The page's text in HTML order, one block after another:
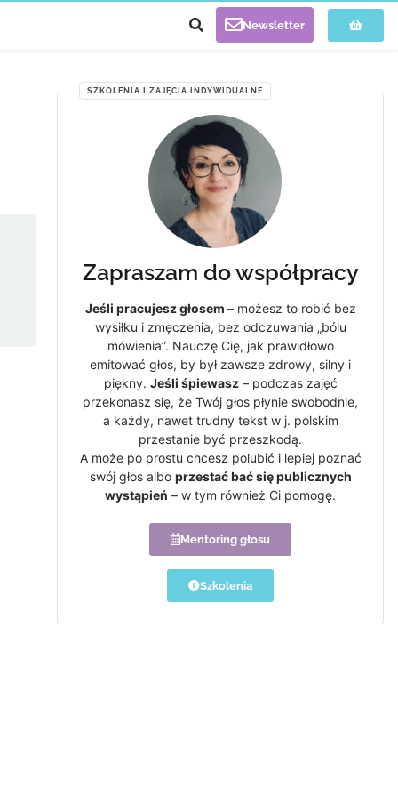
Newsletter
Zapraszam do współpracy
Jeśli pracujesz głosem – możesz to robić bez
wysiłku i zmęczenia, bez odczuwania „bólu
mówienia”. Nauczę Cię, jak prawidłowo
emitować głos, by był zawsze zdrowy, silny i
piękny. Jeśli śpiewasz– podczas zajęć
przekonasz się, że Twój głos płynie swobodnie,
a każdy, nawet trudny tekst w j. polskim
przestanie być przeszkodą.
A może po prostu chcesz polubić i lepiej poznać
swój głos albo przestać bać się publicznych
wystąpień – w tym również Ci pomogę.
Mentoring głosu
Szkolenia
SZKOLENIA I ZAJĘCIA INDYWIDUALNE